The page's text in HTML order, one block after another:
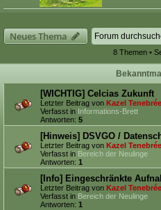
Neues Thema
8 Themen •
[WICHTIG] Celcias Zukunft
Letzter Beitrag von Kazel Tenebrée
Verfasst in Informations-Brett
Antworten: 5
[Hinweis] DSVGO /
Letzter Beitrag von Kazel Tenebrée
Verfasst in Bereich der Neulinge
Antworten: 1
[Info] Eingeschränkte
Letzter Beitrag von Kazel Tenebrée
Verfasst in Bereich der Neulinge
Antworten: 1